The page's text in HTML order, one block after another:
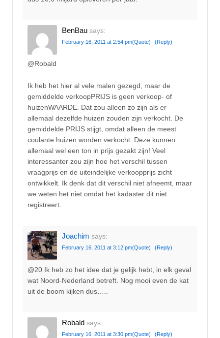
BenBau says:
February 16, 2011 at 2:54 pm(Quote) (Reply)
@Robald
Ik heb het hier al vele malen gezegd, maar de
gemiddelde verkoopPRIJS is geen verkoop- of
huizenWAARDE. Dat zou alleen zo zijn als er
allemaal dezelfde huizen zouden zijn verkocht. De
gemiddelde PRIJS stijgt, omdat alleen de meest
coulante huizen worden verkocht. Deze kunnen
allemaal wel een ton in prijs gezakt zijn! Veel
interessanter zou zijn hoe het verschil tussen
vraagprijs en de uiteindelijke verkoopprijs zicht
ontwikkelt. Ik denk dat dit verschil niet afneemt, maar
we weten het niet omdat het kadaster dit niet
registreert.
Joachim says:
February 16, 2011 at 3:12 pm(Quote) (Reply)
@20 Ik heb zo het idee dat je gelijk hebt, in elk geval
wat Noord-Nederland betreft. Nog mooi even de kat
uit de boom kijken dus…..
Robald says:
February 16, 2011 at 3:30 pm(Quote) (Reply)